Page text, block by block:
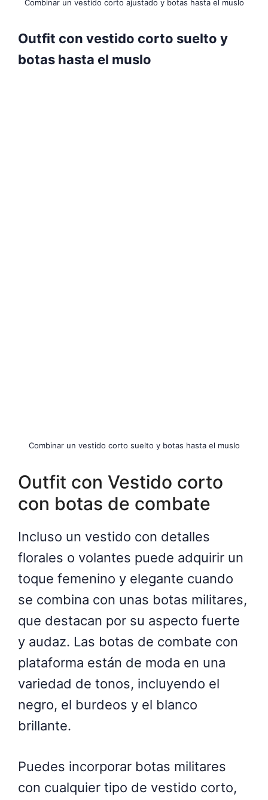
Combinar un vestido corto ajustado y botas hasta el muslo
Outfit con vestido corto suelto y
botas hasta el muslo
Combinar un vestido corto suelto y botas hasta el muslo
Outfit con Vestido corto
con botas de combate
Incluso un vestido con detalles
florales o volantes puede adquirir un
toque femenino y elegante cuando
se combina con unas botas militares,
que destacan por su aspecto fuerte
y audaz. Las botas de combate con
plataforma están de moda en una
variedad de tonos, incluyendo el
negro, el burdeos y el blanco
brillante.
Puedes incorporar botas militares
con cualquier tipo de vestido corto,